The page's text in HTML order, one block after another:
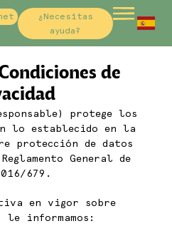
¿Necesitas
ayuda?
de
protege los
lo establecido en la
protección de datos
General de
679.
en vigor sobre
informamos: